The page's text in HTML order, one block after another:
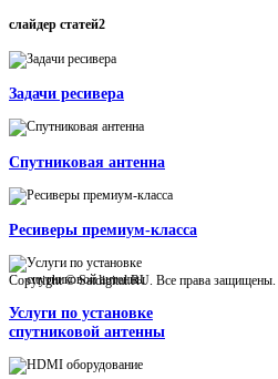
слайдер статей2
Задачи ресивера
Спутниковая антенна
Ресиверы премиум-класса
Услуги по установке
спутниковой антенны
Copyright © Satdigital.RU. Все права